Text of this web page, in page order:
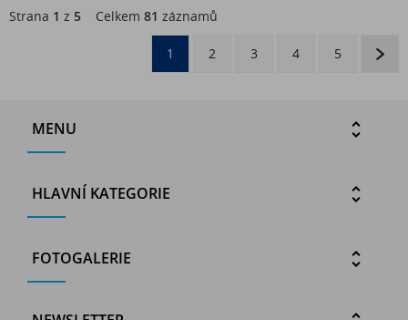
Strana 1 z 5 Celkem 81 záznamů
1 2 3 4 5
MENU
HLAVNÍ KATEGORIE
FOTOGALERIE